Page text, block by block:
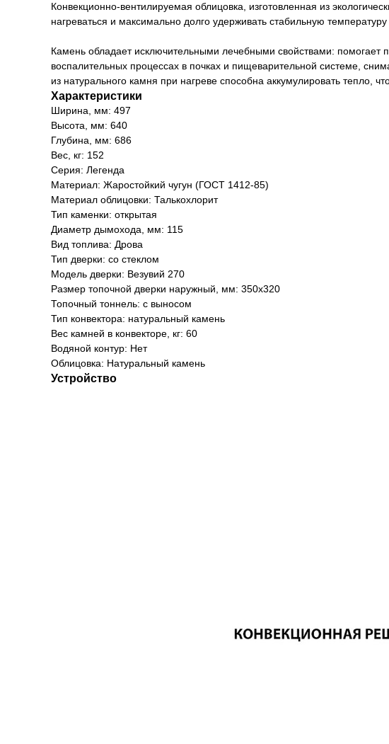
Конвекционно-вентилируемая облицовка, изготовленная из
нагреваться и максимально долго удерживать стабильную
Камень обладает исключительными лечебными свойствами: помогает
воспалительных процессах в почках и пищеварительной системе,
из натурального камня при нагреве способна аккумулировать тепло,
Характеристики
Ширина, мм: 497
Высота, мм: 640
Глубина, мм: 686
Вес, кг: 152
Серия: Легенда
Материал: Жаростойкий чугун (ГОСТ 1412-85)
Материал облицовки: Талькохлорит
Тип каменки: открытая
Диаметр дымохода, мм: 115
Вид топлива: Дрова
Тип дверки: со стеклом
Модель дверки: Везувий 270
Размер топочной дверки наружный, мм: 350x320
Топочный тоннель: с выносом
Тип конвектора: натуральный камень
Вес камней в конвекторе, кг: 60
Водяной контур: Нет
Облицовка: Натуральный камень
Устройство